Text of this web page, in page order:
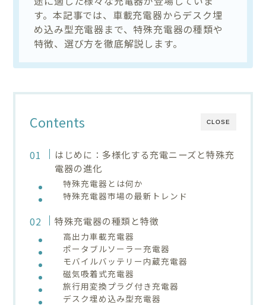
す。本記事では、車載充電器からデスク埋
め込み型充電器まで、特殊充電器の種類や
特徴、選び方を徹底解説します。
CLOSE
Contents
はじめに：多様化する充電ニーズと特殊充
電器の進化
特殊充電器とは何か
特殊充電器市場の最新トレンド
特殊充電器の種類と特徴
高出力車載充電器
ポータブルソーラー充電器
モバイルバッテリー内蔵充電器
磁気吸着式充電器
旅行用変換プラグ付き充電器
デスク埋め込み型充電器